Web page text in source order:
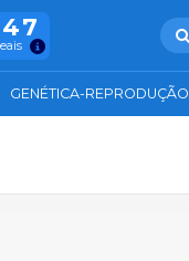
GENÉTICA-REPRODUÇÃO